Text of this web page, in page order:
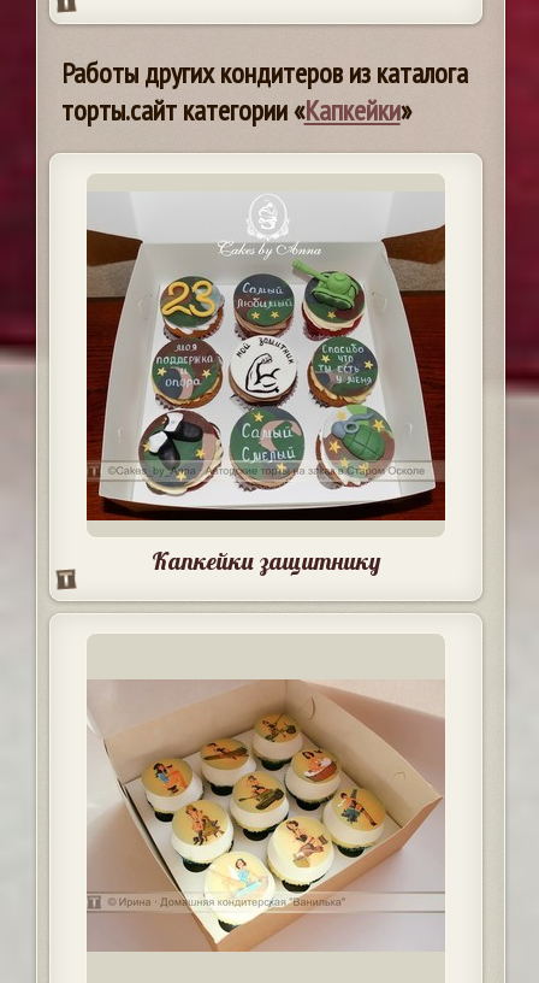
Работы других кондитеров из каталога
торты.сайт категории «Капкейки»
Капкейки защитнику